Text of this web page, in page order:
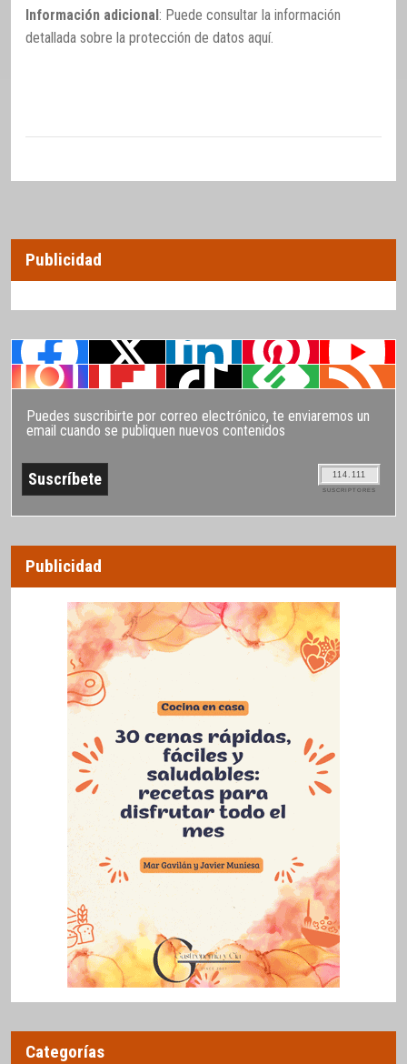
Información adicional : Puede consultar la información
detallada sobre la protección de datos aquí.
Publicidad
Puedes suscribirte por correo electrónico, te enviaremos un
email cuando se publiquen nuevos contenidos
114.111
SUSCRIPTORES
Publicidad
Categorías